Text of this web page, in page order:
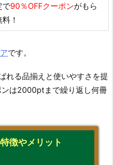
で90％OFFクーポンがもら
！
です。
れる品揃えと使いやすさを提
は2000ptまで繰り返し何冊
徴やメリット